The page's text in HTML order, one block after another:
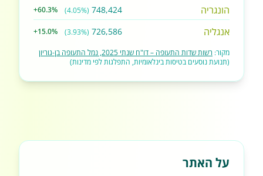
הונגריה 748,424
(4.05%)
+60.3%
אנגליה 726,586
(3.93%)
+15.0%
מקור: רשות שדות התעופה – דו"ח שנתי 2025, נמל התעופה בן-גוריון
(תנועת נוסעים בטיסות בינלאומיות, התפלגות לפי מדינות)
על האתר